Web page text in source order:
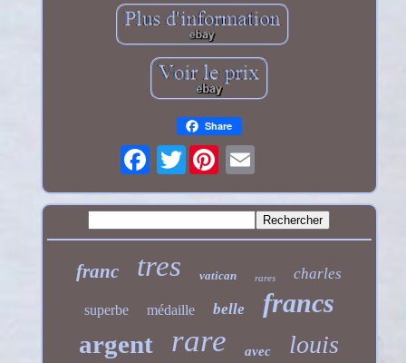
Share
Twitter
franc tres vatican rares charles
superbe médaille belle francs
argent rare avec louis